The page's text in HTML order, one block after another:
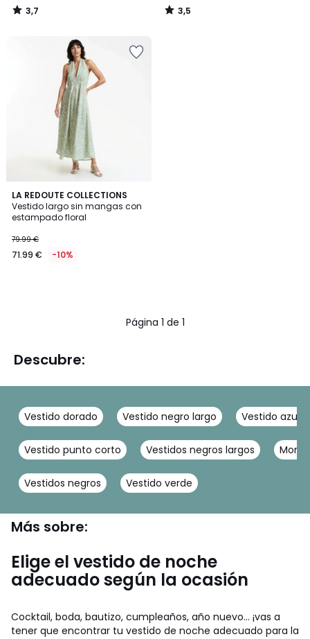
3,7
/
3,5
/
LA REDOUTE COLLECTIONS
Vestido largo sin mangas con
estampado floral
79.99 €
71.99 € -10%
Página 1 de 1
Descubre:
Vestido dorado Vestido negro largo Vestido azul
Vestido punto corto Vestidos negros largos
Vestidos negros Vestido verde
Más sobre:
Elige el vestido de noche
adecuado según la ocasión
Cocktail, boda, bautizo, cumpleaños, año nuevo... ¡vas a
tener que encontrar tu vestido de noche adecuado para la